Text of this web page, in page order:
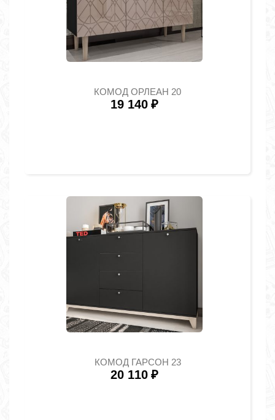
КОМОД ОРЛЕАН 20
19 140 ₽
КОМОД ГАРСОН 23
20 110 ₽